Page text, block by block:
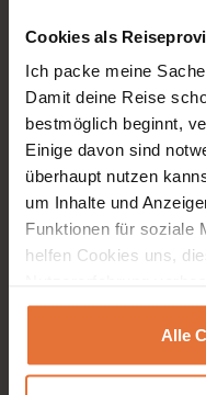
Cookies als
Ich packe meine
Damit deine Reise
bestmöglich beginnt,
Einige davon sind
überhaupt nutzen
um Inhalte und
Funktionen für soziale
helfen Cookies uns,
Alle
ReiseMagazin
explore2gether
WI TV
Mein WORLD INSIGHT
Unternehmen
WORLD INSIGHT Intern